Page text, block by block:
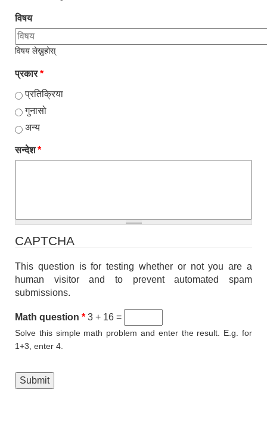
विषय
विषय लेख्नुहोस्
प्रकार*
प्रतिक्रिया
गुनासो
अन्य
सन्देश*
CAPTCHA
This question is for testing whether or not you are a
human visitor and to prevent automated spam
submissions.
Math question * 3 + 16 =
Solve this simple math problem and enter the result. E.g. for
1+3, enter 4.